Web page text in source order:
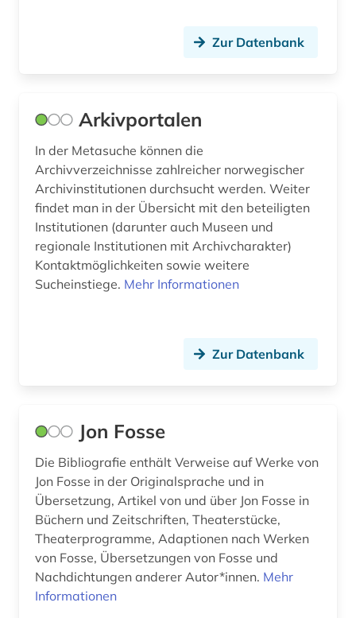
svalbard (1)
tana (1)
tonträger (1)
topographische karte (1)
troms (1)
unternehmen (1)
usa (4)
verfassung (2)
vest-agder fylke (1)
volksmusik (1)
volkszählung (4)
Zur Datenbank
Arkivportalen
In der Metasuche können die
Archivverzeichnisse zahlreicher norwegischer
Archivinstitutionen durchsucht werden. Weiter
findet man in der Übersicht mit den beteiligten
Institutionen (darunter auch Museen und
regionale Institutionen mit Archivcharakter)
Kontaktmöglichkeiten sowie weitere
Sucheinstiege. Mehr Informationen
Zur Datenbank
Jon Fosse
Die Bibliografie enthält Verweise auf Werke von
Jon Fosse in der Originalsprache und in
Übersetzung, Artikel von und über Jon Fosse in
Büchern und Zeitschriften, Theaterstücke,
Theaterprogramme, Adaptionen nach Werken
von Fosse, Übersetzungen von Fosse und
Nachdichtungen anderer Autor*innen. Mehr
Informationen